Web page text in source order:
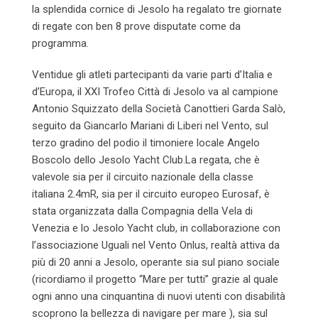
la splendida cornice di Jesolo ha regalato tre giornate
di regate con ben 8 prove disputate come da
programma.
Ventidue gli atleti partecipanti da varie parti d’Italia e
d’Europa, il XXI Trofeo Città di Jesolo va al campione
Antonio Squizzato della Società Canottieri Garda Salò,
seguito da Giancarlo Mariani di Liberi nel Vento, sul
terzo gradino del podio il timoniere locale Angelo
Boscolo dello Jesolo Yacht Club.La regata, che è
valevole sia per il circuito nazionale della classe
italiana 2.4mR, sia per il circuito europeo Eurosaf, è
stata organizzata dalla Compagnia della Vela di
Venezia e lo Jesolo Yacht club, in collaborazione con
l’associazione Uguali nel Vento Onlus, realtà attiva da
più di 20 anni a Jesolo, operante sia sul piano sociale
(ricordiamo il progetto “Mare per tutti” grazie al quale
ogni anno una cinquantina di nuovi utenti con disabilità
scoprono la bellezza di navigare per mare ), sia sul